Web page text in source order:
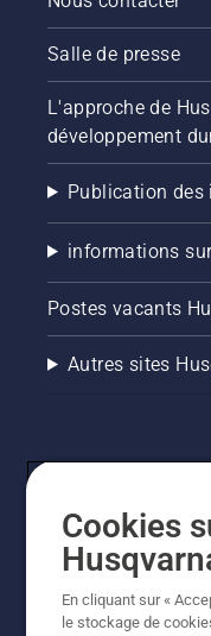
Salle de presse
L'approche de
développement
Publication
informations
Postes vacants
Autres sites
© Husqvarna AB
Cookies
En cliquant sur «
le stockage de